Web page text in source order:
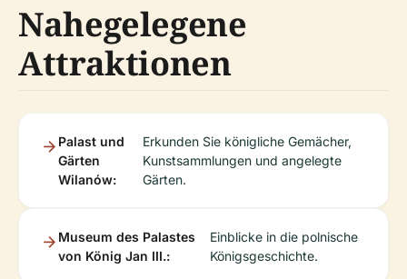
Nahegelegene
Attraktionen
Palast und
Gärten
Wilanów:
Erkunden Sie königliche Gemächer,
Kunstsammlungen und angelegte
Gärten.
Museum des Palastes
von König Jan III.:
Einblicke in die polnische
Königsgeschichte.